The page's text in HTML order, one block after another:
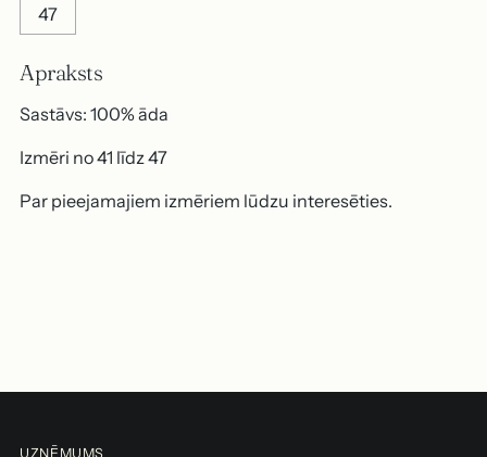
47
Apraksts
Sastāvs: 100% āda
Izmēri no 41 līdz 47
Par pieejamajiem izmēriem lūdzu interesēties.
i
UZŅĒMUMS